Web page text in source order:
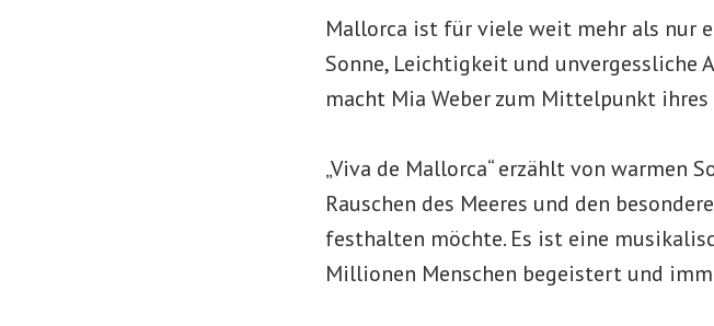
Mallorca ist für viele weit mehr als nur
Sonne, Leichtigkeit und unvergessliche
macht Mia Weber zum Mittelpunkt ihres
„Viva de Mallorca“ erzählt von warmen
Rauschen des Meeres und den
festhalten möchte. Es ist eine
Millionen Menschen begeistert und